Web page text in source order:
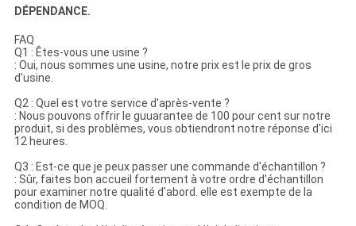
DÉPENDANCE.
FAQ
Q1 : Êtes-vous une usine ?
: Oui, nous sommes une usine, notre prix est le prix de gros
d'usine.
Q2 : Quel est votre service d'après-vente ?
: Nous pouvons offrir le guuarantee de 100 pour cent sur notre
produit, si des problèmes, vous obtiendront notre réponse d'ici
12 heures.
Q3 : Est-ce que je peux passer une commande d'échantillon ?
: Sûr, faites bon accueil fortement à votre ordre d'échantillon
pour examiner notre qualité d'abord. elle est exempte de la
condition de MOQ.